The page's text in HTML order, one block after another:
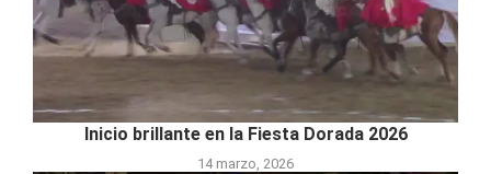
Inicio brillante en la Fiesta Dorada 2026
14 marzo, 2026